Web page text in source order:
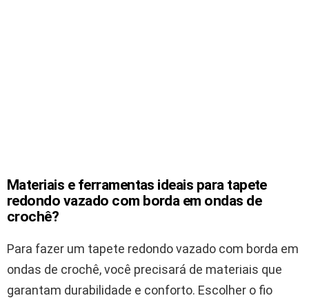
Materiais e ferramentas ideais para tapete
redondo vazado com borda em ondas de
crochê?
Para fazer um tapete redondo vazado com borda em
ondas de crochê, você precisará de materiais que
garantam durabilidade e conforto. Escolher o fio